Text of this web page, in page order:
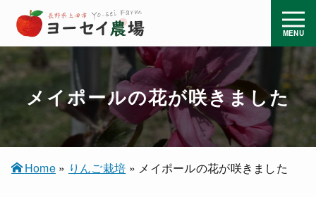
メイポールの花が咲きました
Home » りんご栽培 » メイポールの花が咲きました